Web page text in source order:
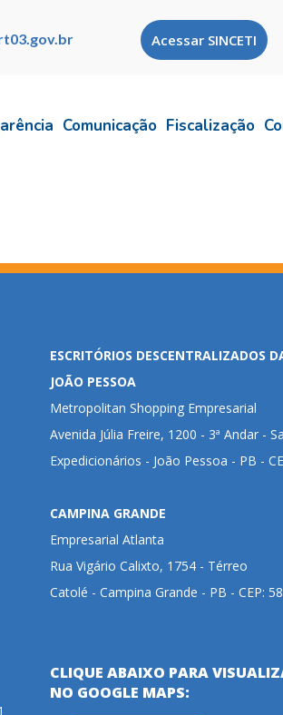
Acessar SINCETI
Comunicação Fiscalização
ESCRITÓRIOS DESCENTRALIZADOS
JOÃO PESSOA
Metropolitan Shopping Empresarial
Avenida Júlia Freire, 1200 - 3ª Andar -
Expedicionários - João Pessoa - PB -
CAMPINA GRANDE
Empresarial Atlanta
Rua Vigário Calixto, 1754 - Térreo
Catolé - Campina Grande - PB - CEP:
CLIQUE ABAIXO PARA
NO GOOGLE MAPS: